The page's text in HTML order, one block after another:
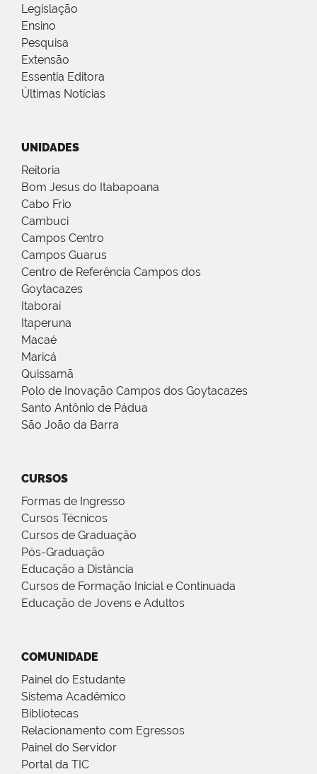
Legislação
Ensino
Pesquisa
Extensão
Essentia Editora
Últimas Notícias
UNIDADES
Reitoria
Bom Jesus do Itabapoana
Cabo Frio
Cambuci
Campos Centro
Campos Guarus
Centro de Referência Campos dos
Goytacazes
Itaboraí
Itaperuna
Macaé
Maricá
Quissamã
Polo de Inovação Campos dos Goytacazes
Santo Antônio de Pádua
São João da Barra
CURSOS
Formas de Ingresso
Cursos Técnicos
Cursos de Graduação
Pós-Graduação
Educação a Distância
Cursos de Formação Inicial e Continuada
Educação de Jovens e Adultos
COMUNIDADE
Painel do Estudante
Sistema Acadêmico
Bibliotecas
Relacionamento com Egressos
Painel do Servidor
Portal da TIC